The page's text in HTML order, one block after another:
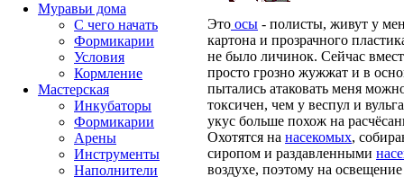
Это осы - полисты, живут у
картона и прозрачного
не было личинок. Сейчас
просто грозно жужжат и в
пытались атаковать меня
токсичен, чем у веспул и
укус больше похож на
Охотятся на насекомых,
сиропом и раздавленными
воздухе, поэтому на
Муравьи дома
С чего начать
Формикарии
Условия
Кормление
Мастерская
Инкубаторы
Формикарии
Арены
Инструменты
Наполнители